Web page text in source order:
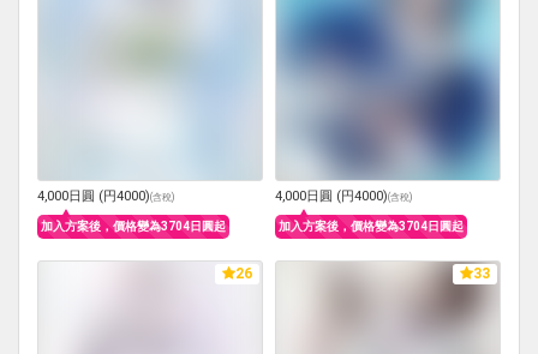
4,000日圓 (円4000)(含稅)
加入方案後，價格變為3704日圓起
4,000日圓 (円4000)(含稅)
加入方案後，價格變為3704日圓起
26 33